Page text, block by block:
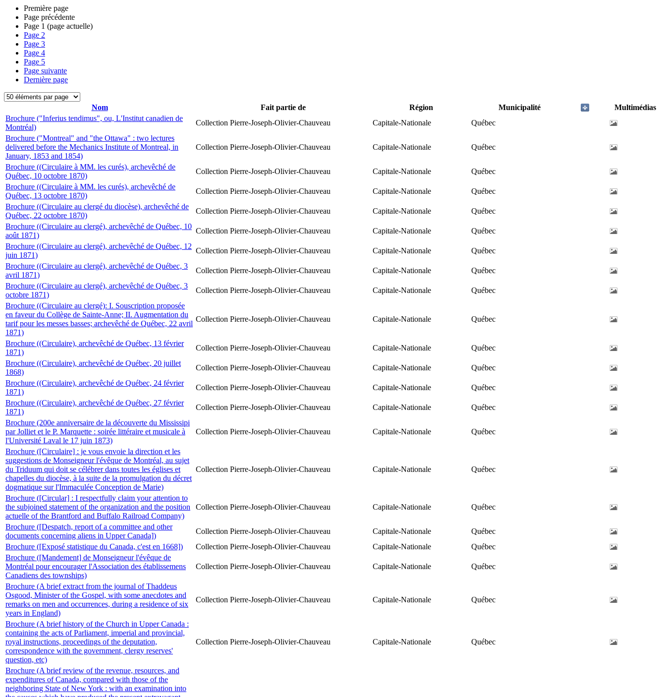
Première page
Page précédente
Page 1 (page actuelle)
Page 2
Page 3
Page 4
Page 5
Page suivante
Dernière page
Nom Fait partie de Région Municipalité
Multimédias
Brochure ("Inferius tendimus", ou, L'Institut canadien de
Montréal)
Collection Pierre-Joseph-Olivier-Chauveau Capitale-Nationale
Québec
Brochure ("Montreal" and "the Ottawa" : two lectures
delivered before the Mechanics Institute of Montreal, in
January, 1853 and 1854)
Collection Pierre-Joseph-Olivier-Chauveau Capitale-Nationale Québec
Brochure ((Circulaire à MM. les curés), archevêché de
Québec, 10 octobre 1870)
Collection Pierre-Joseph-Olivier-Chauveau Capitale-Nationale
Québec
Brochure ((Circulaire à MM. les curés), archevêché de
Québec, 13 octobre 1870)
Collection Pierre-Joseph-Olivier-Chauveau Capitale-Nationale
Québec
Brochure ((Circulaire au clergé du diocèse), archevêché de
Québec, 22 octobre 1870)
Collection Pierre-Joseph-Olivier-Chauveau Capitale-Nationale
Québec
Brochure ((Circulaire au clergé), archevêché de Québec, 10
août 1871)
Collection Pierre-Joseph-Olivier-Chauveau Capitale-Nationale
Québec
Brochure ((Circulaire au clergé), archevêché de Québec, 12
juin 1871)
Collection Pierre-Joseph-Olivier-Chauveau Capitale-Nationale
Québec
Brochure ((Circulaire au clergé), archevêché de Québec, 3
avril 1871)
Collection Pierre-Joseph-Olivier-Chauveau Capitale-Nationale
Québec
Brochure ((Circulaire au clergé), archevêché de Québec, 3
octobre 1871)
Collection Pierre-Joseph-Olivier-Chauveau Capitale-Nationale
Québec
Brochure ((Circulaire au clergé): I. Souscription proposée
en faveur du Collège de Sainte-Anne; II. Augmentation du
tarif pour les messes basses; archevêché de Québec, 22 avril
1871)
Collection Pierre-Joseph-Olivier-Chauveau Capitale-Nationale Québec
Brochure ((Circulaire), archevêché de Québec, 13 février
1871)
Collection Pierre-Joseph-Olivier-Chauveau Capitale-Nationale
Québec
Brochure ((Circulaire), archevêché de Québec, 20 juillet
1868)
Collection Pierre-Joseph-Olivier-Chauveau Capitale-Nationale
Québec
Brochure ((Circulaire), archevêché de Québec, 24 février
1871)
Collection Pierre-Joseph-Olivier-Chauveau Capitale-Nationale
Québec
Brochure ((Circulaire), archevêché de Québec, 27 février
1871)
Collection Pierre-Joseph-Olivier-Chauveau Capitale-Nationale
Québec
Brochure (200e anniversaire de la découverte du Mississipi
par Jolliet et le P. Marquette : soirée littéraire et musicale à
l'Université Laval le 17 juin 1873)
Collection Pierre-Joseph-Olivier-Chauveau Capitale-Nationale Québec
Brochure ([Circulaire] : je vous envoie la direction et les
suggestions de Monseigneur l'évêque de Montréal, au sujet
du Triduum qui doit se célébrer dans toutes les églises et
chapelles du diocèse, à la suite de la promulgation du décret
dogmatique sur l'Immaculée Conception de Marie)
Collection Pierre-Joseph-Olivier-Chauveau Capitale-Nationale Québec
Brochure ([Circular] : I respectfully claim your attention to
the subjoined statement of the organization and the position
actuelle of the Brantford and Buffalo Railroad Company)
Collection Pierre-Joseph-Olivier-Chauveau Capitale-Nationale Québec
Brochure ([Despatch, report of a committee and other
documents concerning aliens in Upper Canada])
Collection Pierre-Joseph-Olivier-Chauveau Capitale-Nationale
Québec
Brochure ([Exposé statistique du Canada, c'est en 1668])
Collection Pierre-Joseph-Olivier-Chauveau Capitale-Nationale
Québec
Brochure ([Mandement] de Monseigneur l'évêque de
Montréal pour encourager l'Association des établissemens
Canadiens des townships)
Collection Pierre-Joseph-Olivier-Chauveau Capitale-Nationale Québec
Brochure (A brief extract from the journal of Thaddeus
Osgood, Minister of the Gospel, with some anecdotes and
remarks on men and occurrences, during a residence of six
years in England)
Collection Pierre-Joseph-Olivier-Chauveau Capitale-Nationale Québec
Brochure (A brief history of the Church in Upper Canada :
containing the acts of Parliament, imperial and provincial,
royal instructions, proceedings of the deputation,
correspondence with the government, clergy reserves'
question, etc)
Collection Pierre-Joseph-Olivier-Chauveau Capitale-Nationale Québec
Brochure (A brief review of the revenue, resources, and
expenditures of Canada, compared with those of the
neighboring State of New York : with an examination into